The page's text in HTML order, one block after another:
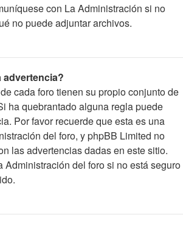
con La Administración si no
no puede adjuntar archivos.
advertencia?
cada foro tienen su propio conjunto de
ha quebrantado alguna regla puede
Por favor recuerde que esta es una
del foro, y phpBB Limited no
las advertencias dadas en este sitio.
Administración del foro si no está seguro